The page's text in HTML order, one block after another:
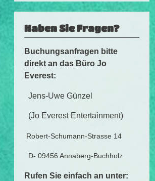
Haben Sie Fragen?
Buchungsanfragen bitte
direkt an das Büro Jo
Everest:
Jens-Uwe Günzel
(Jo Everest Entertainment)
Robert-Schumann-Strasse 14
D- 09456 Annaberg-Buchholz
Rufen Sie einfach an unter: